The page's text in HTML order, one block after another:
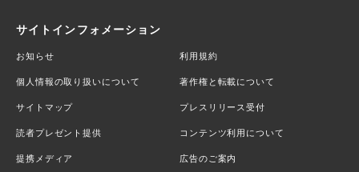
サイトインフォメーション
お知らせ 利用規約
個人情報の取り扱いについて 著作権と転載について
サイトマップ プレスリリース受付
読者プレゼント提供 コンテンツ利用について
提携メディア 広告のご案内